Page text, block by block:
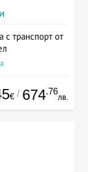
с транспорт от
€ / 674.76
лв.